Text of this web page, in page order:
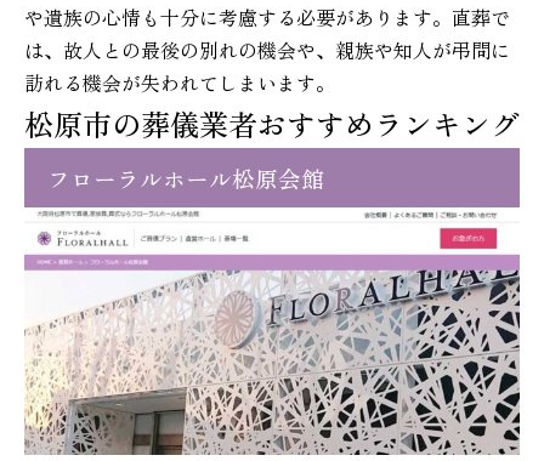
や遺族の心情も十分に考慮する必要があります。直葬で
は、故人との最後の別れの機会や、親族や知人が弔問に
訪れる機会が失われてしまいます。
松原市の葬儀業者おすすめランキング
フローラルホール松原会館